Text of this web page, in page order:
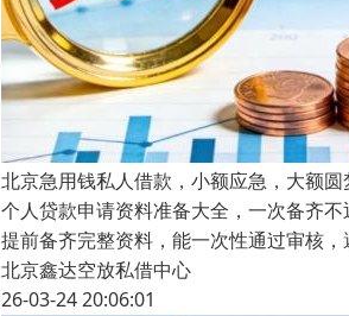
北京急用钱私人借款，小额应急，大额圆
个人贷款申请资料准备大全，一次备齐
提前备齐完整资料，能一次性通过审核
北京鑫达空放私借中心
26-03-24 20:06:01